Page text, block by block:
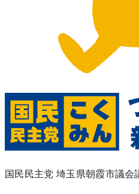
国民民主党 埼玉県朝霞市議会